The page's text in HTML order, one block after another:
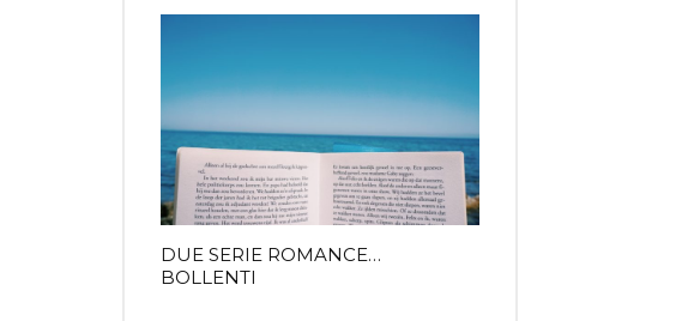
DUE SERIE ROMANCE…
BOLLENTI